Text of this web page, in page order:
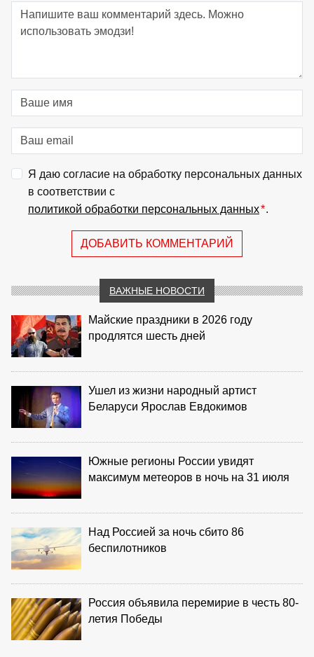
Я даю согласие на обработку персональных данных
в соответствии с
политикой обработки персональных данных*.
ДОБАВИТЬ КОММЕНТАРИЙ
ВАЖНЫЕ НОВОСТИ
Майские праздники в 2026 году
продлятся шесть дней
Ушел из жизни народный артист
Беларуси Ярослав Евдокимов
Южные регионы России увидят
максимум метеоров в ночь на 31 июля
Над Россией за ночь сбито 86
беспилотников
Россия объявила перемирие в честь 80-
летия Победы